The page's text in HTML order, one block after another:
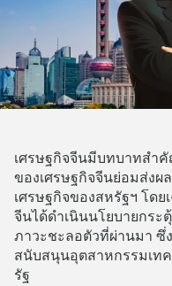
เศรษฐกิจจีนมีบทบาทสำ
ของเศรษฐกิจจีนย่อมส่งผ
เศรษฐกิจของสหรัฐฯ โด
จีนได้ดำเนินนโยบายกระ
ภาวะชะลอตัวที่ผ่านมา ซึ่
สนับสนุนอุตสาหกรรมเท
รัฐ